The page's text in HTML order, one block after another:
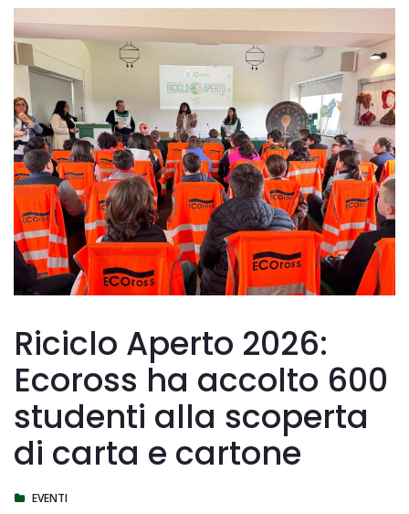
Riciclo Aperto 2026:
Ecoross ha accolto 600
studenti alla scoperta
di carta e cartone
EVENTI